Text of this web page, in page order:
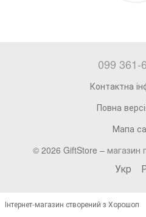
099 361-
Контактна
Повна
Мапа
© 2026 GiftStore – магазин
Укр
Інтернет-магазин створений з Хорошоп